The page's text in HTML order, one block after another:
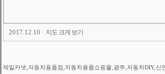
2017.12.10 지도 크게 보기
제일카넷,자동차용품점,자동차용품쇼핑몰,광주,자동차DIY,